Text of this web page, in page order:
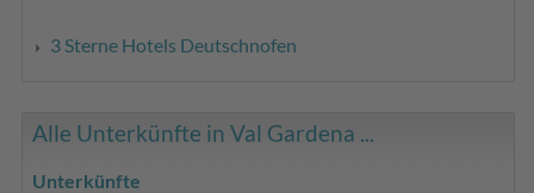
3 Sterne Hotels Deutschnofen
Alle Unterkünfte in Val Gardena ...
Unterkünfte